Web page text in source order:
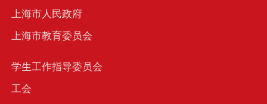
上海市人民政府
上海市教育委员会
学生工作指导委员会
工会